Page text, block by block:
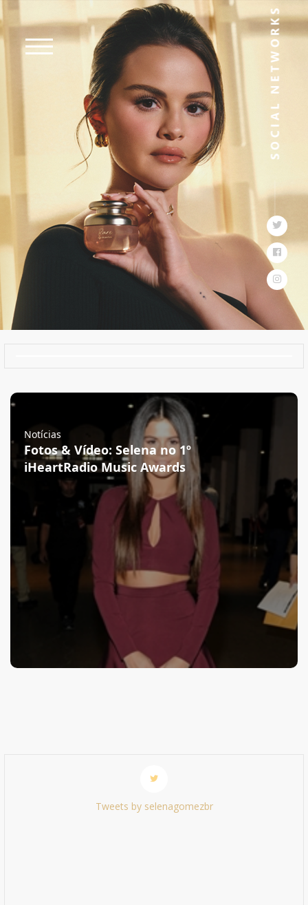
Notícias
Fotos & Vídeo: Selena no 1º
iHeartRadio Music Awards
Tweets by selenagomezbr